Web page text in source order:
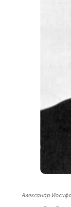
Александр